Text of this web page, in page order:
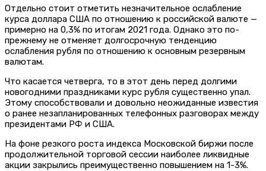
Отдельно стоит отметить незначительное ослабление
курса доллара США по отношению к российской валюте —
примерно на 0,3% по итогам 2021 года. Однако это по-
прежнему не отменяет долгосрочную тенденцию
ослабления рубля по отношению к основным резервным
валютам.
Что касается четверга, то в этот день перед долгими
новогодними праздниками курс рубля существенно упал.
Этому способствовали и довольно неожиданные известия
о ранее незапланированных телефонных разговорах между
президентами РФ и США.
На фоне резкого роста индекса Московской биржи после
продолжительной торговой сессии наиболее ликвидные
акции закрылись преимущественно повышением на 1-3%.